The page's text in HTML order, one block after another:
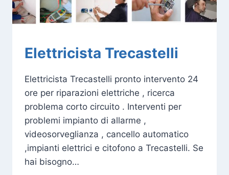
Elettricista Trecastelli
Elettricista Trecastelli pronto intervento 24
ore per riparazioni elettriche , ricerca
problema corto circuito . Interventi per
problemi impianto di allarme ,
videosorveglianza , cancello automatico
,impianti elettrici e citofono a Trecastelli. Se
hai bisogno…